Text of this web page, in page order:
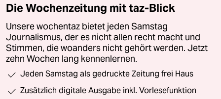
Die Wochenzeitung mit taz-Blick
Unsere wochentaz bietet jeden Samstag
Journalismus, der es nicht allen recht macht und
Stimmen, die woanders nicht gehört werden. Jetzt
zehn Wochen lang kennenlernen.
Jeden Samstag als gedruckte Zeitung frei Haus
Zusätzlich digitale Ausgabe inkl. Vorlesefunktion